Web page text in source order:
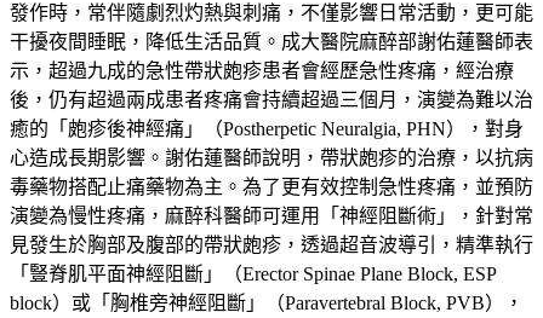
發作時，常伴隨劇烈灼熱與刺痛，不僅影響日常活動，更可能
干擾夜間睡眠，降低生活品質。成大醫院麻醉部謝佑蓮醫師表
示，超過九成的急性帶狀皰疹患者會經歷急性疼痛，經治療
後，仍有超過兩成患者疼痛會持續超過三個月，演變為難以治
癒的「皰疹後神經痛」（Postherpetic Neuralgia, PHN），對身
心造成長期影響。謝佑蓮醫師說明，帶狀皰疹的治療，以抗病
毒藥物搭配止痛藥物為主。為了更有效控制急性疼痛，並預防
演變為慢性疼痛，麻醉科醫師可運用「神經阻斷術」，針對常
見發生於胸部及腹部的帶狀皰疹，透過超音波導引，精準執行
「豎脊肌平面神經阻斷」（Erector Spinae Plane Block, ESP
block）或「胸椎旁神經阻斷」（Paravertebral Block, PVB），